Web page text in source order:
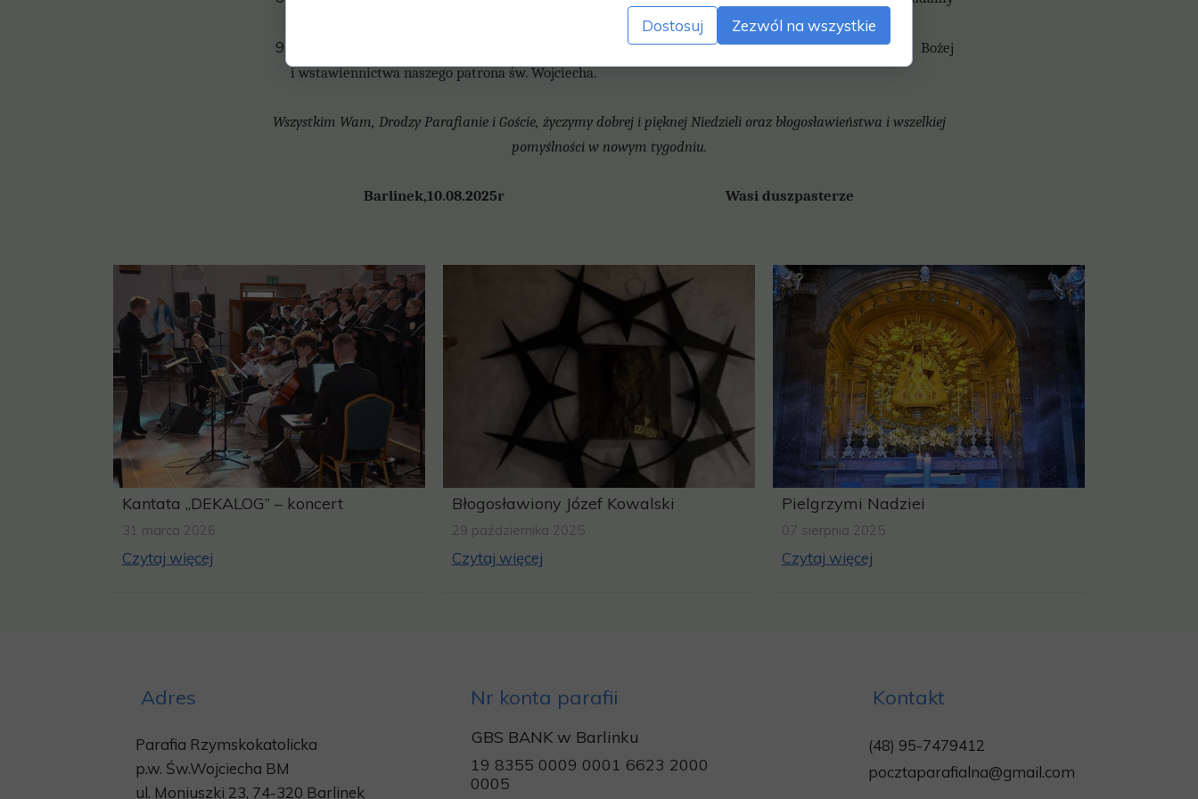
Solenizantom i jubilatom tego tygodnia życzymy wielu łask Bożych oraz opieki Matki Bożej
i wstawiennictwa naszego patrona św. Wojciecha.
Wszystkim Wam, Drodzy Parafianie i Goście, życzymy dobrej i pięknej Niedzieli oraz błogosławieństwa i wszelkiej
pomyślności w nowym tygodniu.
Barlinek,10.08.2025r Wasi duszpasterze
Kantata „DEKALOG” – koncert
31 marca 2026
Czytaj więcej
Błogosławiony Józef Kowalski
29 października 2025
Czytaj więcej
Pielgrzymi Nadziei
07 sierpnia 2025
Czytaj więcej
Adres Kontakt
Parafia Rzymskokatolicka
p.w. Św.Wojciecha BM
ul. Moniuszki 23, 74-320 Barlinek
(48) 95-7479412
pocztaparafialna@gmail.com
Nr konta parafii
GBS BANK w Barlinku
19 8355 0009 0001 6623 2000
0005
Dostosuj Zezwól na wszystkie